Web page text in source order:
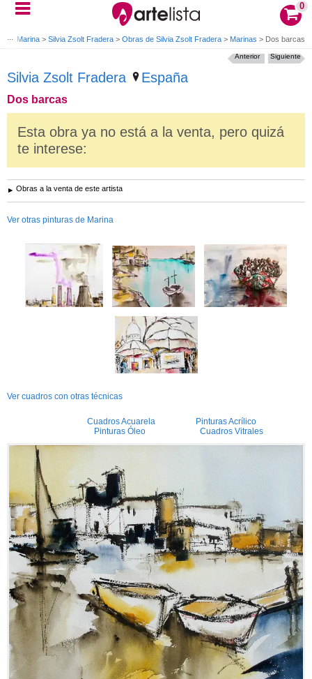
0
Marina > Silvia Zsolt Fradera > Obras de Silvia Zsolt Fradera > Marinas > Dos barcas
Silvia Zsolt Fradera España
Dos barcas
Siguiente
Anterior
Esta obra ya no está a la venta, pero quizá
te interese:
Obras a la venta de este artista
Ver otras pinturas de Marina
Ver cuadros con otras técnicas
Cuadros Acuarela
Pinturas Acrílico
Pinturas Óleo
Cuadros Vitrales